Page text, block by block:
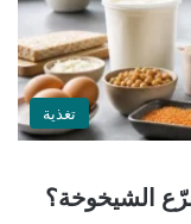
تغذية
الشيخوخة؟